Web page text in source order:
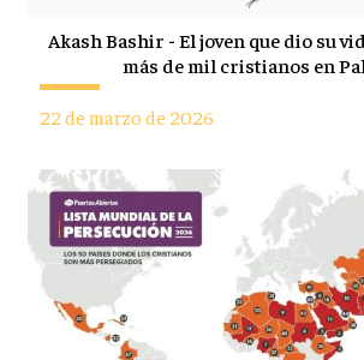
Akash Bashir - El joven que dio su
más de mil cristianos en
22 de marzo de 2026